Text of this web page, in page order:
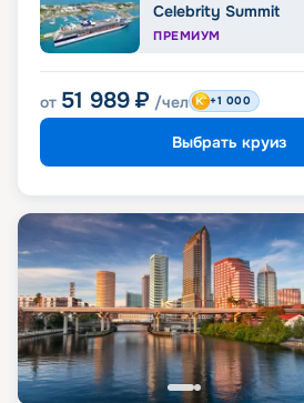
Celebrity Summit
ПРЕМИУМ
от 51 989 ₽ /чел +1 000
Выбрать круиз